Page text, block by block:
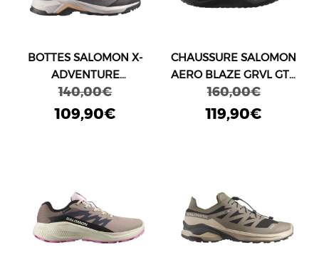
BOTTES SALOMON X-
ADVENTURE
COLDRUSH WP W
MARRON/NOIR
140,00€
109,90€
CHAUSSURE SALOMON
AERO BLAZE GRVL GTX
NOIRE
160,00€
119,90€